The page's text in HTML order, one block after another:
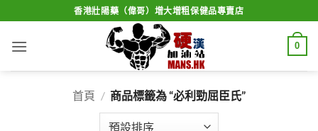
to
content
香港壯陽藥（偉哥）增大增粗保健品專賣店
0
首頁 / 商品標籤為 “必利勁屈臣氏”